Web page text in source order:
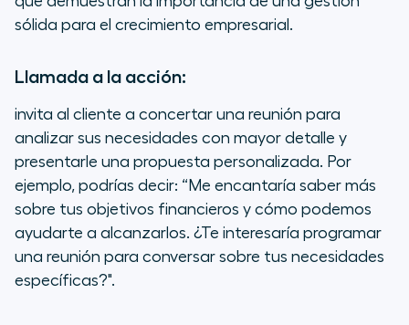
sólida para el crecimiento empresarial.
Llamada a la acción:
invita al cliente a concertar una reunión para
analizar sus necesidades con mayor detalle y
presentarle una propuesta personalizada. Por
ejemplo, podrías decir: “Me encantaría saber más
sobre tus objetivos financieros y cómo podemos
ayudarte a alcanzarlos. ¿Te interesaría programar
una reunión para conversar sobre tus necesidades
específicas?".